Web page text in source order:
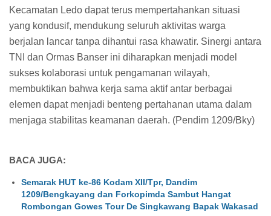
Kecamatan Ledo dapat terus mempertahankan situasi
yang kondusif, mendukung seluruh aktivitas warga
berjalan lancar tanpa dihantui rasa khawatir. Sinergi antara
TNI dan Ormas Banser ini diharapkan menjadi model
sukses kolaborasi untuk pengamanan wilayah,
membuktikan bahwa kerja sama aktif antar berbagai
elemen dapat menjadi benteng pertahanan utama dalam
menjaga stabilitas keamanan daerah. (Pendim 1209/Bky)
BACA JUGA:
Semarak HUT ke-86 Kodam XII/Tpr, Dandim
1209/Bengkayang dan Forkopimda Sambut Hangat
Rombongan Gowes Tour De Singkawang Bapak Wakasad